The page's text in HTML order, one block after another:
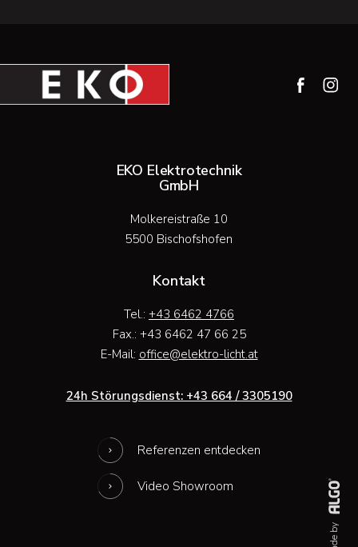
EKO Elektrotechnik
GmbH
Molkereistraße 10
5500 Bischofshofen
Kontakt
Tel.: +43 6462 4766
Fax.: +43 6462 47 66 25
E-Mail: ta.thcil-ortkele@eciffo
24h Störungsdienst: +43 664 / 3305190
Referenzen entdecken
Video Showroom